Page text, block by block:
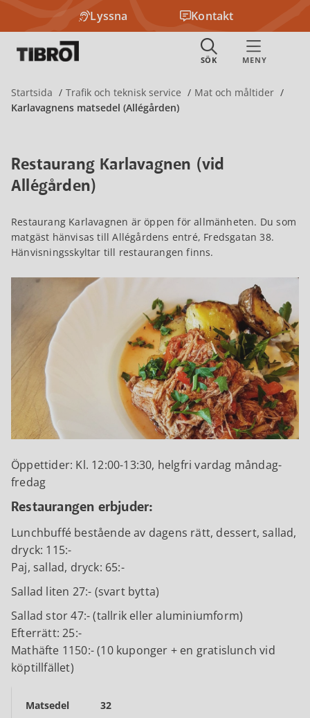
Lyssna Kontakt
Startsida Trafik och teknisk service
Mat och måltider
Karlavagnens matsedel (Allégården)
Restaurang Karlavagnen (vid
Allégården)
Restaurang Karlavagnen är öppen för allmänheten. Du som
matgäst hänvisas till Allégårdens entré, Fredsgatan 38.
Hänvisningsskyltar till restaurangen finns.
Öppettider: Kl. 12:00-13:30, helgfri vardag måndag-
fredag
Restaurangen erbjuder:
Lunchbuffé bestående av dagens rätt, dessert, sallad,
dryck: 115:-
Paj, sallad, dryck: 65:-
Sallad liten 27:- (svart bytta)
Sallad stor 47:- (tallrik eller aluminiumform)
Efterrätt: 25:-
Mathäfte 1150:- (10 kuponger + en gratislunch vid
köptillfället)
Matsedel 32